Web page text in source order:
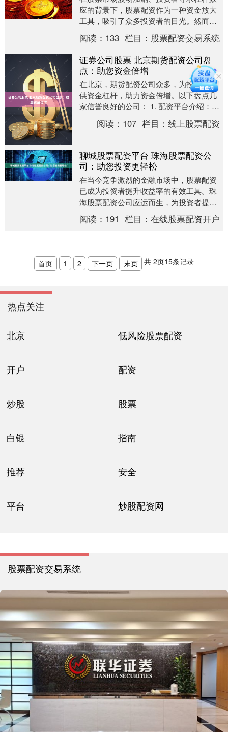
应的背景下，股票配资作为一种资金放大
工具，吸引了众多投资者的目光。然而，
高收益往往伴随着高风险，而最大的风险
往往来自于配资平....
阅读： 133 栏目： 股票配资交易系统
证券公司股票 北京期货配资公司盘
点：助您资金倍增
在北京，期货配资公司众多，为投资者提
供资金杠杆，助力资金倍增。以下盘点几
家信誉良好的公司： 1. 配资平台介绍：提
供各种股票配资平台的详细介绍，包括平
台的背景、....
阅读： 107 栏目：线上股票配资
聊城股票配资平台 珠海股票配资公
司：助您投资更轻松
在当今竞争激烈的金融市场中，股票配资
已成为投资者提升收益率的有效工具。珠
海股票配资公司应运而生，为投资者提供
专业、便捷的配资服务，助其投资更轻
松。 * **放大....
阅读： 191 栏目：在线股票配资开户
首页 1 2 下一页 末页 共 2页15条记录
热点关注
北京 低风险股票配资
开户 配资
炒股 股票
白银 指南
推荐 安全
平台 炒股配资网
股票配资交易系统